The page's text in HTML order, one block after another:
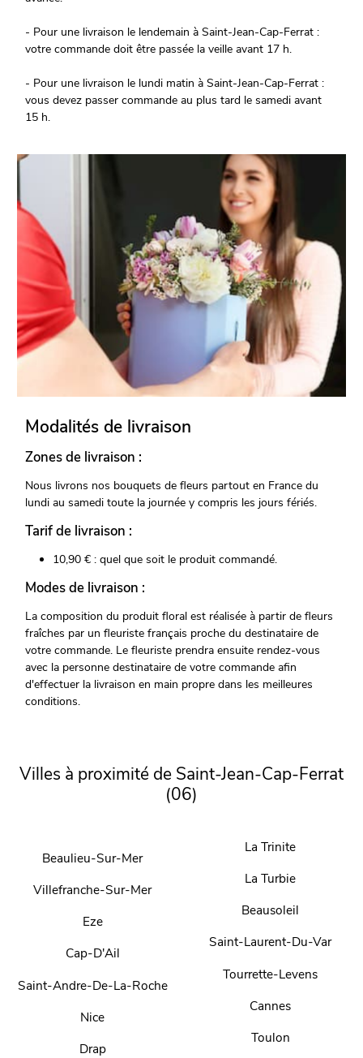
- Pour une livraison le lendemain à Saint-Jean-Cap-Ferrat :
votre commande doit être passée la veille avant 17 h.
- Pour une livraison le lundi matin à Saint-Jean-Cap-Ferrat :
vous devez passer commande au plus tard le samedi avant
15 h.
Modalités de livraison
Zones de livraison :
Nous livrons nos bouquets de fleurs partout en France du
lundi au samedi toute la journée y compris les jours fériés.
Tarif de livraison :
10,90 € : quel que soit le produit commandé.
Modes de livraison :
La composition du produit floral est réalisée à partir de fleurs
fraîches par un fleuriste français proche du destinataire de
votre commande. Le fleuriste prendra ensuite rendez-vous
avec la personne destinataire de votre commande afin
d'effectuer la livraison en main propre dans les meilleures
conditions.
Villes à proximité de Saint-Jean-Cap-Ferrat
(06)
Beaulieu-Sur-Mer
Villefranche-Sur-Mer
Eze
Cap-D'Ail
Saint-Andre-De-La-Roche
Nice
Drap
La Trinite
La Turbie
Beausoleil
Saint-Laurent-Du-Var
Tourrette-Levens
Cannes
Toulon